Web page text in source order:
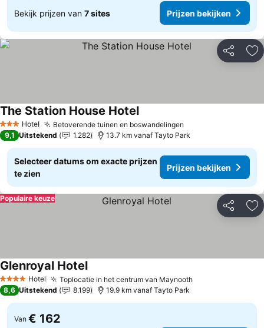
Bekijk prijzen van 7 sites Prijzen bekijken
Delen
3 SterrenHotel Betoverende tuinen en boswandelingen
The Station House Hotel
9,1 Uitstekend 1.282 13.7 km vanaf Tayto Park
Selecteer datums om exacte prijzen
te zien
Prijzen bekijken
Delen
Populaire keuze
4 SterrenHotel Toplocatie in het centrum van Maynooth
Glenroyal Hotel
8,6 Uitstekend 8.199 19.9 km vanaf Tayto Park
Van € 162